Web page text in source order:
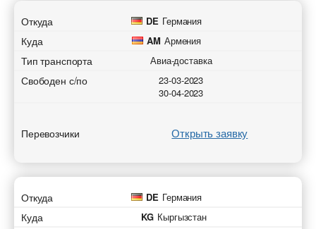
Откуда DE Германия
Куда AM Армения
Тип транспорта Авиа-доставка
Свободен с/по
23-03-2023
30-04-2023
Перевозчики Открыть заявку
Откуда DE Германия
Куда KG Кыргызстан